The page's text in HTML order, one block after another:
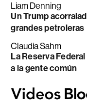
Liam Denning
Un Trump
grandes petroleras
Claudia Sahm
La Reserva
a la gente común